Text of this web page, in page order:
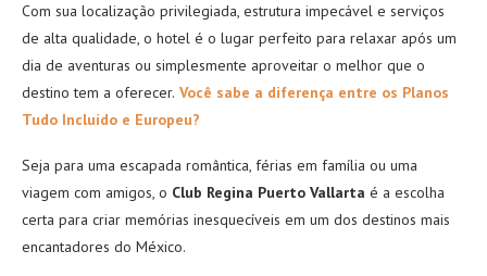
Com sua localização privilegiada, estrutura impecável e serviços
de alta qualidade, o hotel é o lugar perfeito para relaxar após um
dia de aventuras ou simplesmente aproveitar o melhor que o
destino tem a oferecer. Você sabe a diferença entre os Planos
Tudo Incluído e Europeu?
Seja para uma escapada romântica, férias em família ou uma
viagem com amigos, o Club Regina Puerto Vallarta é a escolha
certa para criar memórias inesquecíveis em um dos destinos mais
encantadores do México.